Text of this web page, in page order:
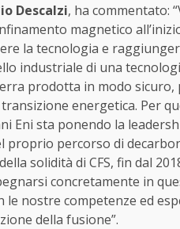
Descalzi, ha commentato:
magnetico
la tecnologia e
industriale di una
prodotta in modo
energetica. Per
Eni sta ponendo la
proprio percorso di
solidità di CFS, fin dal
concretamente in
nostre competenze ed
della fusione”.